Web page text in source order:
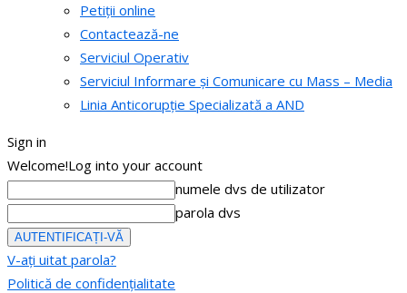
Petiții online
Contactează-ne
Serviciul Operativ
Serviciul Informare și Comunicare cu Mass – Media
Linia Anticorupție Specializată a AND
Sign in
Welcome!Log into your account
numele dvs de utilizator
parola dvs
V-ați uitat parola?
Politică de confidențialitate